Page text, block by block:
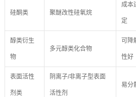
硅酮类 聚醚改性硅氧烷
成本
定
醇类衍生
物
多元醇类化合物
可降
性好
表面活性
剂类
阴离子/非离子型表面
活性剂
易分